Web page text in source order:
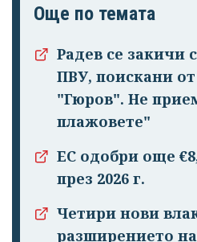
Още по темата
Радев се закичи
ПВУ, поискани
"Гюров". Не
плажовете"
ЕС одобри още
през 2026 г.
Четири нови
разширението